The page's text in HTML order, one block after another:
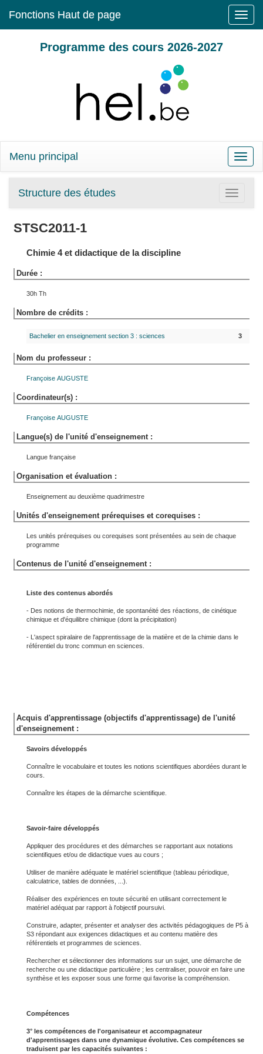
Toggle
Fonctions Haut de page
Programme des cours 2026-2027
Toggle
Menu principal
Toggle
Structure des études
STSC2011-1
Chimie 4 et didactique de la discipline
Durée :
30h Th
Nombre de crédits :
Bachelier en enseignement section 3 : sciences 3
Nom du professeur :
Françoise AUGUSTE
Coordinateur(s) :
Françoise AUGUSTE
Langue(s) de l'unité d'enseignement :
Langue française
Organisation et évaluation :
Enseignement au deuxième quadrimestre
Unités d'enseignement prérequises et corequises :
Les unités prérequises ou corequises sont présentées au sein de chaque
programme
Contenus de l'unité d'enseignement :
Liste des contenus abordés
- Des notions de thermochimie, de spontanéité des réactions, de cinétique
chimique et d'équilibre chimique (dont la précipitation)
- L'aspect spiralaire de l'apprentissage de la matière et de la chimie dans le
référentiel du tronc commun en sciences.
Acquis d'apprentissage (objectifs d'apprentissage) de l'unité
d'enseignement :
Savoirs développés
Connaître le vocabulaire et toutes les notions scientifiques abordées durant le
cours.
Connaître les étapes de la démarche scientifique.
Savoir-faire développés
Appliquer des procédures et des démarches se rapportant aux notations
scientifiques et/ou de didactique vues au cours ;
Utiliser de manière adéquate le matériel scientifique (tableau périodique,
calculatrice, tables de données, ...).
Réaliser des expériences en toute sécurité en utilisant correctement le
matériel adéquat par rapport à l'objectif poursuivi.
Construire, adapter, présenter et analyser des activités pédagogiques de P5 à
S3 répondant aux exigences didactiques et au contenu matière des
référentiels et programmes de sciences.
Rechercher et sélectionner des informations sur un sujet, une démarche de
recherche ou une didactique particulière ; les centraliser, pouvoir en faire une
synthèse et les exposer sous une forme qui favorise la compréhension.
Compétences
3° les compétences de l'organisateur et accompagnateur
d'apprentissages dans une dynamique évolutive. Ces compétences se
traduisent par les capacités suivantes :